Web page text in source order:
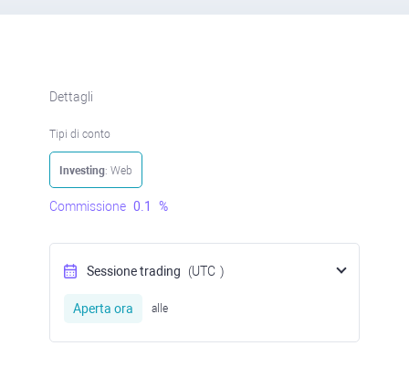
Dettagli
Tipi di conto
Investing: Web
Commissione 0.1 %
Sessione trading (UTC )
Aperta ora alle